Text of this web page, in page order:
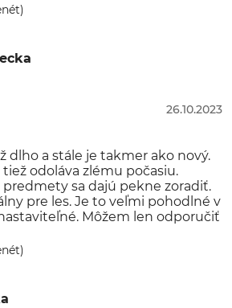
26.10.2023
dlho a stále je takmer ako nový.
odoláva zlému počasiu.
predmety sa dajú pekne zoradiť.
pre les. Je to veľmi pohodlné v
Môžem len odporučiť